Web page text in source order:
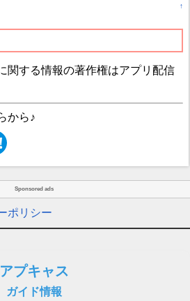
↑
関する情報の著作権はアプリ配信
から♪
Sponsored ads
ポリシー
アプキャス
ガイド情報